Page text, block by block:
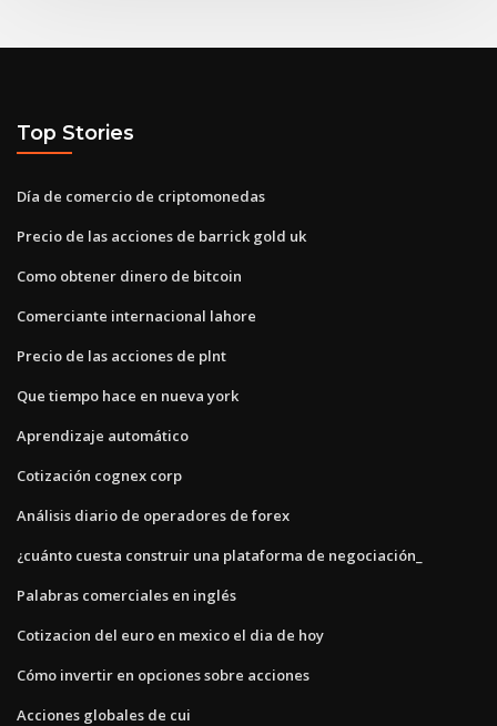
Top Stories
Día de comercio de criptomonedas
Precio de las acciones de barrick gold uk
Como obtener dinero de bitcoin
Comerciante internacional lahore
Precio de las acciones de plnt
Que tiempo hace en nueva york
Aprendizaje automático
Cotización cognex corp
Análisis diario de operadores de forex
¿cuánto cuesta construir una plataforma de negociación_
Palabras comerciales en inglés
Cotizacion del euro en mexico el dia de hoy
Cómo invertir en opciones sobre acciones
Acciones globales de cui